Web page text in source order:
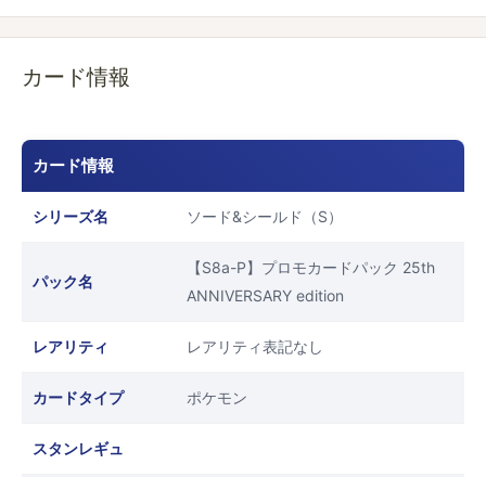
カード情報
カード情報
シリーズ名 ソード&シールド（S）
パック名
【S8a-P】プロモカードパック 25th
ANNIVERSARY edition
レアリティ レアリティ表記なし
カードタイプ ポケモン
スタンレギュ